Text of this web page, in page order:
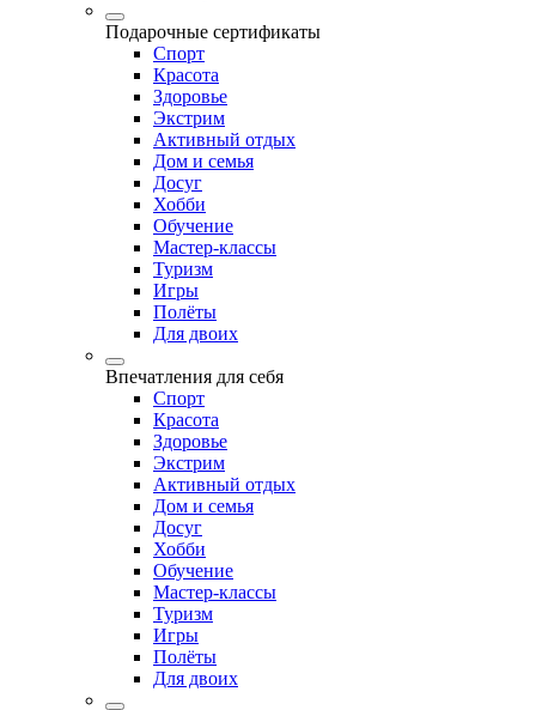
Подарочные сертификаты
Спорт
Красота
Здоровье
Экстрим
Активный отдых
Дом и семья
Досуг
Хобби
Обучение
Мастер-классы
Туризм
Игры
Полёты
Для двоих
Впечатления для себя
Спорт
Красота
Здоровье
Экстрим
Активный отдых
Дом и семья
Досуг
Хобби
Обучение
Мастер-классы
Туризм
Игры
Полёты
Для двоих